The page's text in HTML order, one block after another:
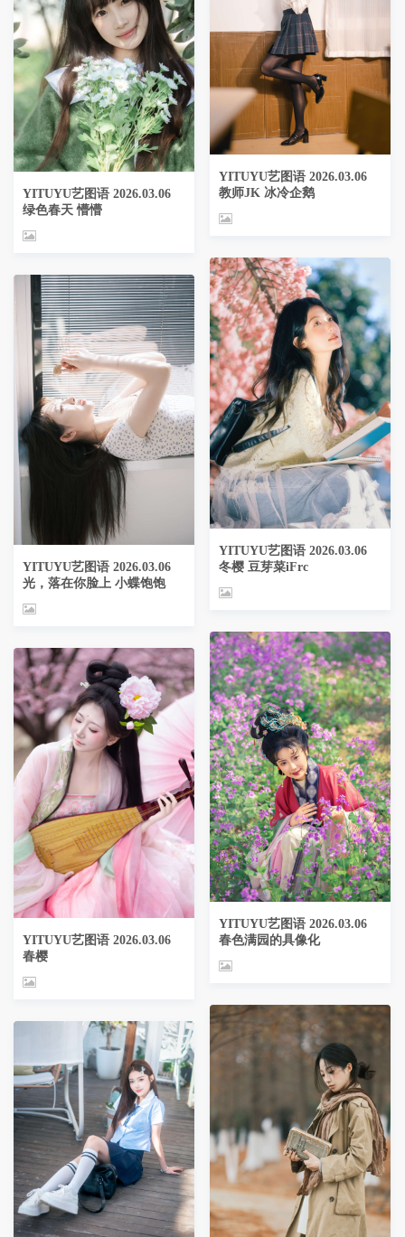
YITUYU艺图语 2026.03.06
绿色春天 懵懵
YITUYU艺图语 2026.03.06
光，落在你脸上 小蝶饱饱
YITUYU艺图语 2026.03.06
春樱
YITUYU艺图语 2026.03.06
教师JK 冰冷企鹅
YITUYU艺图语 2026.03.06
冬樱 豆芽菜iFrc
YITUYU艺图语 2026.03.06
春色满园的具像化